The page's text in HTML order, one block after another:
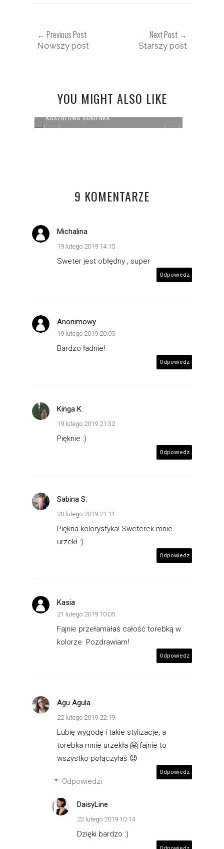
← Previous Post
Nowszy post
Next Post →
Starszy post
YOU MIGHT ALSO LIKE
KOSZULOWA SUKIENKA
9 KOMENTARZE
Michalina
19 lutego 2019 14:15
Sweter jest obłędny , super
Odpowiedz
Anonimowy
19 lutego 2019 20:05
Bardzo ładnie!
Odpowiedz
Kinga K.
19 lutego 2019 21:32
Pięknie :)
Odpowiedz
Sabina S.
20 lutego 2019 21:11
Piękna kolorystyka! Sweterek mnie
urzekł :)
Odpowiedz
Kasia
21 lutego 2019 10:05
Fajnie przełamałaś całość torebką w
kolorze. Pozdrawiam!
Odpowiedz
Agu Agula
22 lutego 2019 22:19
Lubię wygodę i takie stylizacje, a
torebka mnie urzekła 🤗 fajnie to
wszystko połączyłaś 😉
Odpowiedz
Odpowiedzi
DaisyLine
23 lutego 2019 10:14
Dzięki bardzo :)